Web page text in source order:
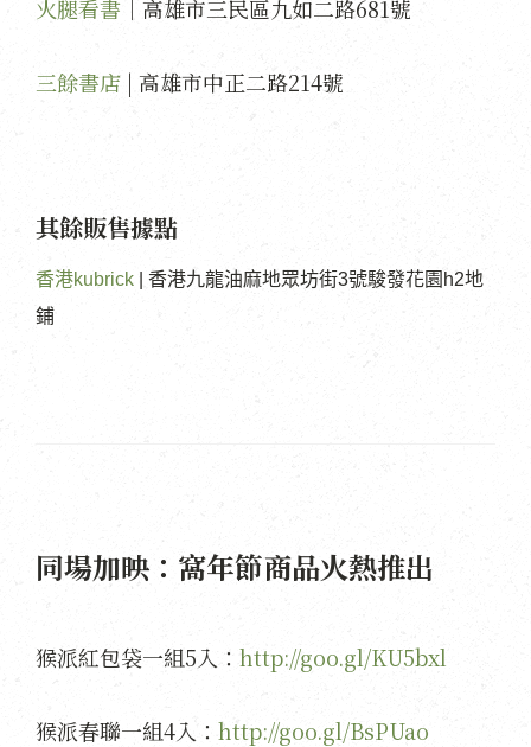
火腿看書 ｜高雄市三民區九如二路681號
三餘書店 | 高雄市中正二路214號
其餘販售據點
香港kubrick
香港九龍油麻地眾坊街3號駿發花園h2地
鋪
同場加映：窩年節商品火熱推出
猴派紅包袋一組5入： http://goo.gl/KU5bxl
猴派春聯一組4入： http://goo.gl/BsPUao